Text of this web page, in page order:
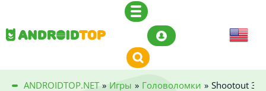
ANDROIDTOP.NET » Игры » Головоломки » Shootout 3D